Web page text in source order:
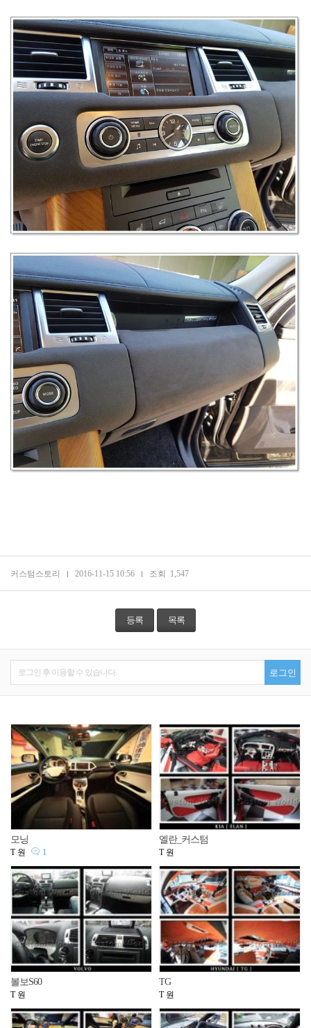
커스텀스토리 2016-11-15 10:56 조회 1,547
등록 목록
로그인 후 이용할 수 있습니다. 로그인
모닝
T 원 1
엘란_커스텀
T 원
볼보S60
T 원
TG
T 원